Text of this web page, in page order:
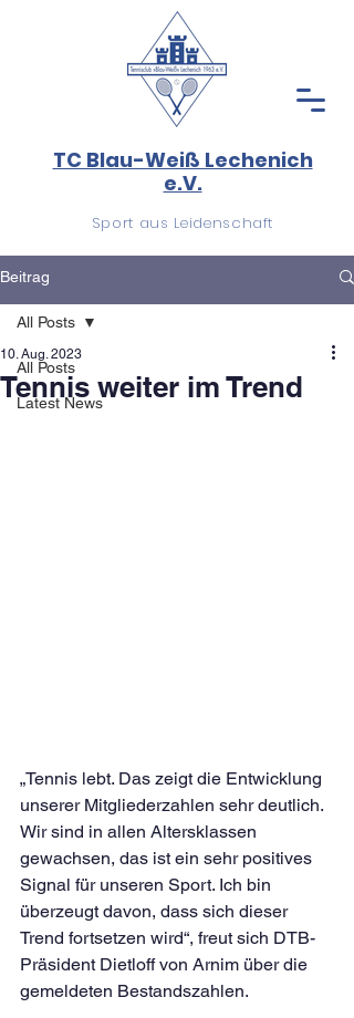
TC Blau-Weiß Lechenich
e.V.
Sport aus Leidenschaft
Beitrag
All Posts
Latest News
All Posts
Tennis weiter im Trend
10. Aug. 2023
„Tennis lebt. Das zeigt die Entwicklung
unserer Mitgliederzahlen sehr deutlich.
Wir sind in allen Altersklassen
gewachsen, das ist ein sehr positives
Signal für unseren Sport. Ich bin
überzeugt davon, dass sich dieser
Trend fortsetzen wird“, freut sich DTB-
Präsident Dietloff von Arnim über die
gemeldeten Bestandszahlen.